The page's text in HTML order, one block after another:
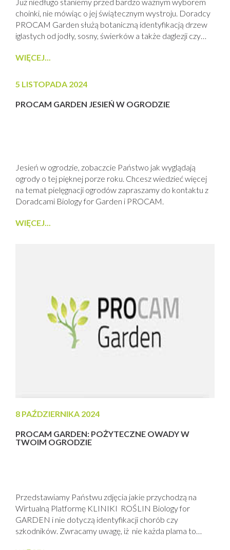
choinki, nie mówiąc o jej świątecznym wystroju. Doradcy
PROCAM Garden służą botaniczną identyfikacją drzew
iglastych od jodły, sosny, świerków a także daglezji czy
drugie zwracamy uwagę, aby na świątecznych choinkach
chorób występujących na igłach. Szczególnie uczulamy...
WIĘCEJ...
5 LISTOPADA 2024
PROCAM GARDEN JESIEŃ W OGRODZIE
Jesień w ogrodzie, zobaczcie Państwo jak wyglądają
ogrody o tej pięknej porze roku. Chcesz wiedzieć więcej
na temat pielęgnacji ogrodów zapraszamy do kontaktu z
Doradcami Biology for Garden i PROCAM.
WIĘCEJ...
8 PAŹDZIERNIKA 2024
PROCAM GARDEN: POŻYTECZNE OWADY W
TWOIM OGRODZIE
Przedstawiamy Państwu zdjęcia jakie przychodzą na
Wirtualną Platformę KLINIKI ROŚLIN Biology for
GARDEN i nie dotyczą identyfikacji chorób czy
szkodników. Zwracamy uwagę, iż nie każda plama to